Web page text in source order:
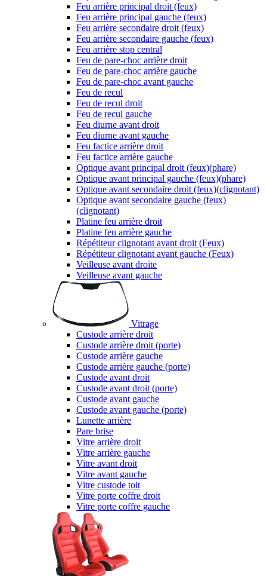
Feu arrière principal droit (feux)
Feu arrière principal gauche (feux)
Feu arrière secondaire droit (feux)
Feu arrière secondaire gauche (feux)
Feu arrière stop central
Feu de pare-choc arrière droit
Feu de pare-choc arrière gauche
Feu de pare-choc avant gauche
Feu de recul
Feu de recul droit
Feu de recul gauche
Feu diurne avant droit
Feu diurne avant gauche
Feu factice arrière droit
Feu factice arrière gauche
Optique avant principal droit (feux)(phare)
Optique avant principal gauche (feux)(phare)
Optique avant secondaire droit (feux)(clignotant)
Optique avant secondaire gauche (feux)
(clignotant)
Platine feu arrière droit
Platine feu arrière gauche
Répétiteur clignotant avant droit (Feux)
Répétiteur clignotant avant gauche (Feux)
Veilleuse avant droite
Veilleuse avant gauche
Vitrage
Custode arrière droit
Custode arrière droit (porte)
Custode arrière gauche
Custode arrière gauche (porte)
Custode avant droit
Custode avant droit (porte)
Custode avant gauche
Custode avant gauche (porte)
Lunette arrière
Pare brise
Vitre arrière droit
Vitre arrière gauche
Vitre avant droit
Vitre avant gauche
Vitre custode toit
Vitre porte coffre droit
Vitre porte coffre gauche